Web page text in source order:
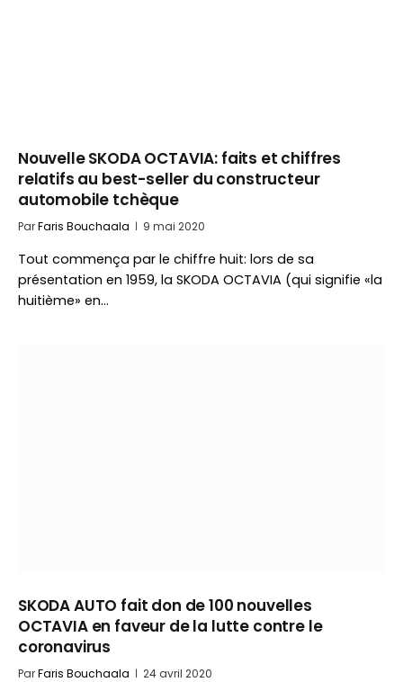
Nouvelle SKODA OCTAVIA: faits et chiffres
relatifs au best-seller du constructeur
automobile tchèque
ParFaris Bouchaala 9 mai 2020
Tout commença par le chiffre huit: lors de sa
présentation en 1959, la SKODA OCTAVIA (qui signifie «la
huitième» en…
SKODA AUTO fait don de 100 nouvelles
OCTAVIA en faveur de la lutte contre le
coronavirus
ParFaris Bouchaala 24 avril 2020